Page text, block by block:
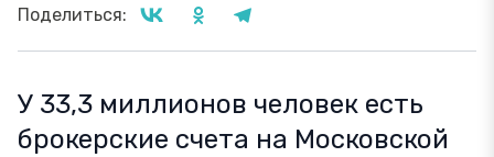
Поделиться:
У 33,3 миллионов человек есть
брокерские счета на Московской